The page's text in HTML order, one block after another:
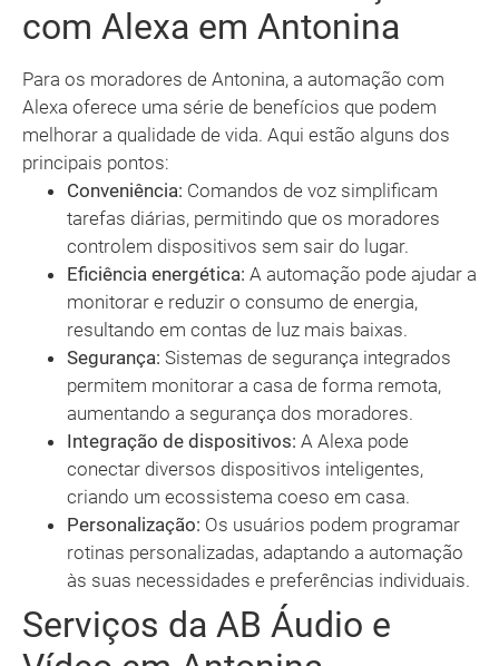
com Alexa em Antonina
Para os moradores de Antonina, a automação com
Alexa oferece uma série de benefícios que podem
melhorar a qualidade de vida. Aqui estão alguns dos
principais pontos:
Conveniência: Comandos de voz simplificam
tarefas diárias, permitindo que os moradores
controlem dispositivos sem sair do lugar.
Eficiência energética: A automação pode ajudar a
monitorar e reduzir o consumo de energia,
resultando em contas de luz mais baixas.
Segurança: Sistemas de segurança integrados
permitem monitorar a casa de forma remota,
aumentando a segurança dos moradores.
Integração de dispositivos: A Alexa pode
conectar diversos dispositivos inteligentes,
criando um ecossistema coeso em casa.
Personalização: Os usuários podem programar
rotinas personalizadas, adaptando a automação
às suas necessidades e preferências individuais.
Serviços da AB Áudio e